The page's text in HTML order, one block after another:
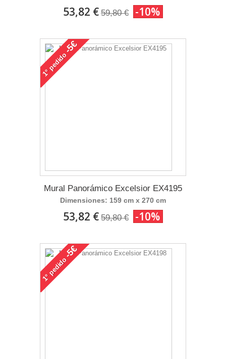
53,82 € 59,80 € -10%
1°
pedido
-5€
Mural Panorámico Excelsior EX4195
Dimensiones: 159 cm x 270 cm
53,82 € 59,80 € -10%
1°
pedido
-5€